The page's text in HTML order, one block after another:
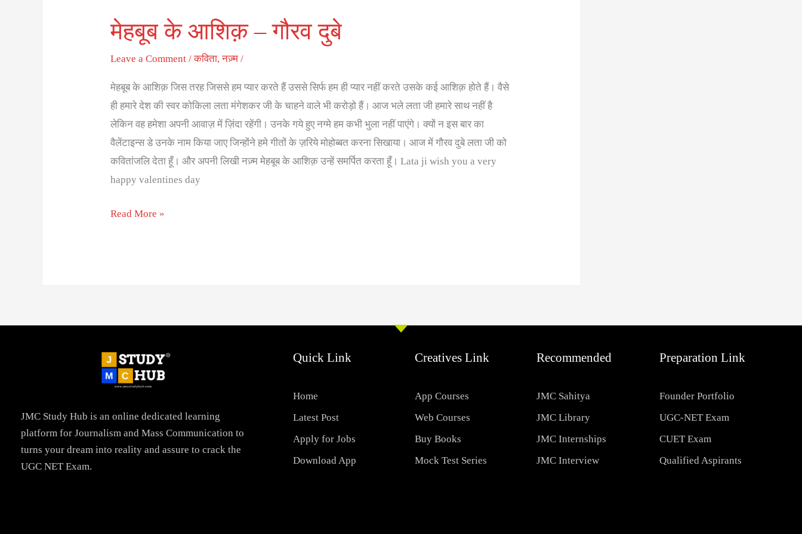
मेहबूब के आशिक़ – गौरव दुबे
Leave a Comment /कविता,नज़्म /
मेहबूब के आशिक़ जिस तरह जिससे हम प्यार करते हैं उससे सिर्फ हम ही प्यार नहीं करते उसके कई आशिक़ होते हैं। वैसे
ही हमारे देश की स्वर कोकिला लता मंगेशकर जी के चाहने वाले भी करोड़ो हैं। आज भले लता जी हमारे साथ नहीं है
लेकिन वह हमेशा अपनी आवाज़ में ज़िंदा रहेंगी। उनके गये हुए नग्मे हम कभी भुला नहीं पाएंगे। क्यों न इस बार का
वैलेंटाइन्स डे उनके नाम किया जाए जिन्होंने हमे गीतों के ज़रिये मोहोब्बत करना सिखाया। आज में गौरव दुबे लता जी को
कवितांजलि देता हूँ। और अपनी लिखी नज़्म मेहबूब के आशिक़ उन्हें समर्पित करता हूँ। Lata ji wish you a very
happy valentines day
मेहबूब
आशिक़
–
गौरव
दुबे
Read More »
JMC Study Hub is an online dedicated learning
platform for Journalism and Mass Communication to
turns your dream into reality and assure to crack the
UGC NET Exam.
Quick Link
Home
Latest Post
Apply for Jobs
Download App
Creatives Link
App Courses
Web Courses
Buy Books
Mock Test Series
Recommended
JMC Sahitya
JMC Library
JMC Internships
JMC Interview
Preparation Link
Founder Portfolio
UGC-NET Exam
CUET Exam
Qualified Aspirants